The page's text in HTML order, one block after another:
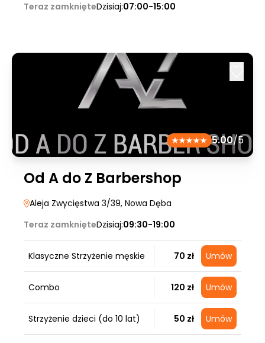
Teraz zamknięteDzisiaj:07:00-15:00
5.00/5
Od A do Z Barbershop
Aleja Zwycięstwa 3/39, Nowa Dęba
Teraz zamknięteDzisiaj:09:30-19:00
Klasyczne Strzyżenie męskie 70 zł Umów
Combo 120 zł Umów
Strzyżenie dzieci (do 10 lat) 50 zł Umów